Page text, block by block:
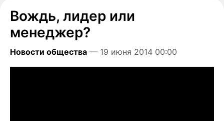
Вождь, лидер или
менеджер?
Новости общества — 19 июня 2014 00:00